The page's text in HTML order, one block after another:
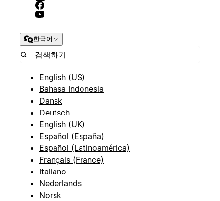
한국어
English (US)
Bahasa Indonesia
Dansk
Deutsch
English (UK)
Español (España)
Español (Latinoamérica)
Français (France)
Italiano
Nederlands
Norsk